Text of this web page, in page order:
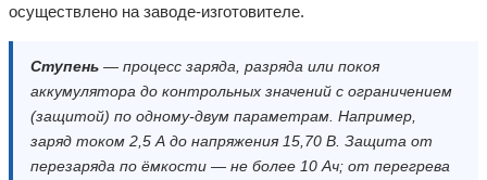
осуществлено на заводе-изготовителе.
Ступень — процесс заряда, разряда или покоя
аккумулятора до контрольных значений с ограничением
(защитой) по одному-двум параметрам. Например,
заряд током 2,5 А до напряжения 15,70 В. Защита от
перезаряда по ёмкости — не более 10 Ач; от перегрева